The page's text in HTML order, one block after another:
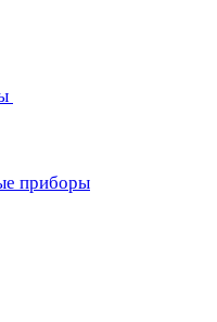
приборы